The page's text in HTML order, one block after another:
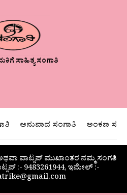
ಸಾಹಿತ್ಯ ಸಂಗಾತಿ
ಅನುವಾದ ಸಂಗಾತಿ ಅಂಕಣ
ವಾಟ್ಸಪ್ ಮುಖಾಂತರ ನಮ್ಮ ಸಂಗತಿ
:- 9483261944, ಇಮೇಲ್ :-